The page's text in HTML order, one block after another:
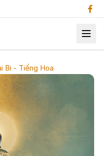
Bi - Tiếng Hoa